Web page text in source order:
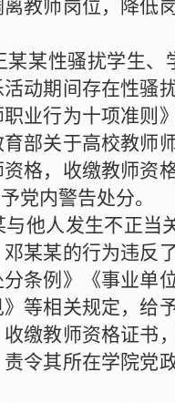
教师岗位，降低
某性骚扰学生、
动期间存在性骚
业行为十项准则
部关于高校教师
格，收缴教师资
党内警告处分。
他人发生不正当
某某的行为违反
条例》《事业单
等相关规定，给
缴教师资格证书
令其所在学院党